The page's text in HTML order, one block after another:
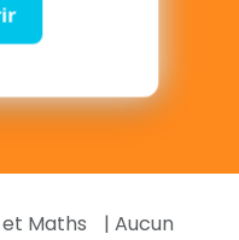
Maths
| Aucun